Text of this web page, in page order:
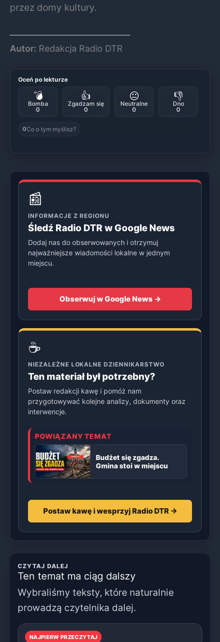
przez domy kultury.
Autor: Redakcja Radio DTR
Oceń po lekturze
💣
Bomba
0
👍
Zgadzam się
0
😐
Neutralne
0
👎
Dno
0
0Co o tym myślisz?
📰
INFORMACJE Z REGIONU
Śledź Radio DTR w Google News
Dodaj nas do obserwowanych i otrzymuj
najważniejsze wiadomości lokalne w jednym
miejscu.
Obserwuj w Google News →
☕
NIEZALEŻNE LOKALNE DZIENNIKARSTWO
Ten materiał był potrzebny?
Postaw redakcji kawę i pomóż nam
przygotowywać kolejne analizy, dokumenty oraz
interwencje.
POWIĄZANY TEMAT
Budżet się zgadza.
Gmina stoi w miejscu
Postaw kawę i wesprzyj Radio DTR →
CZYTAJ DALEJ
Ten temat ma ciąg dalszy
Wybraliśmy teksty, które naturalnie
prowadzą czytelnika dalej.
NAJPIERW PRZECZYTAJ